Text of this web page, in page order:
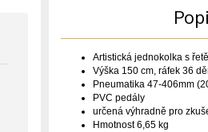
Artistická jednokolka s
Výška 150 cm, ráfek 36
Pneumatika 47-406mm
PVC pedály
určená výhradně pro
Hmotnost 6,65 kg